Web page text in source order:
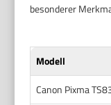
besonderer
Modell
Canon Pixma